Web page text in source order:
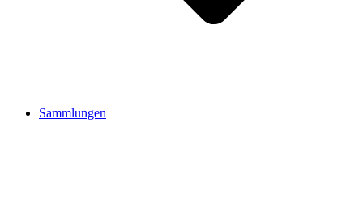
Sammlungen